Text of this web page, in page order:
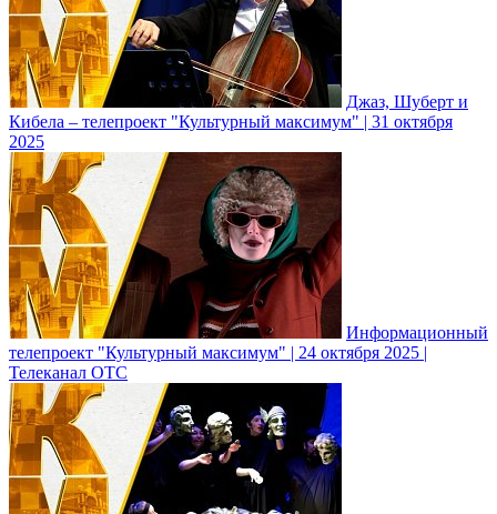
Джаз, Шуберт и
Кибела – телепроект "Культурный максимум" | 31 октября
2025
Информационный
телепроект "Культурный максимум" | 24 октября 2025 |
Телеканал ОТС